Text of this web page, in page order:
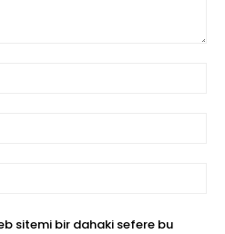
sitemi bir dahaki sefere bu